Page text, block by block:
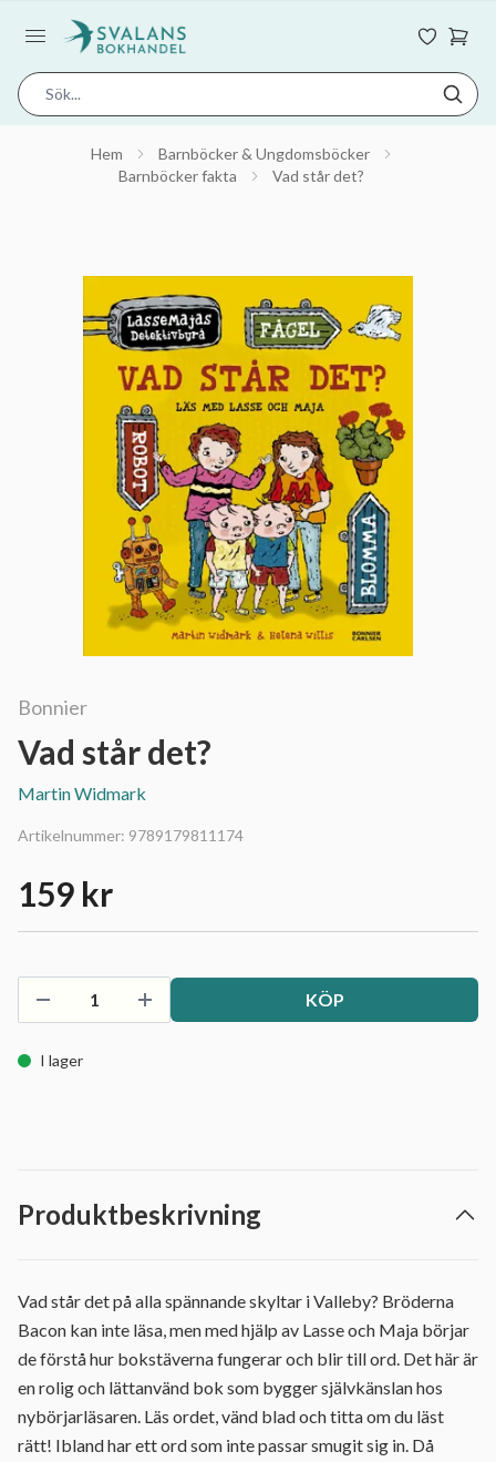
Hem
Barnböcker & Ungdomsböcker
Barnböcker fakta
Vad står det?
Bonnier
Vad står det?
Martin Widmark
Artikelnummer: 9789179811174
159 kr
KÖP
I lager
Produktbeskrivning
Vad står det på alla spännande skyltar i Valleby? Bröderna
Bacon kan inte läsa, men med hjälp av Lasse och Maja börjar
de förstå hur bokstäverna fungerar och blir till ord. Det här är
en rolig och lättanvänd bok som bygger självkänslan hos
nybörjarläsaren. Läs ordet, vänd blad och titta om du läst
rätt! Ibland har ett ord som inte passar smugit sig in. Då